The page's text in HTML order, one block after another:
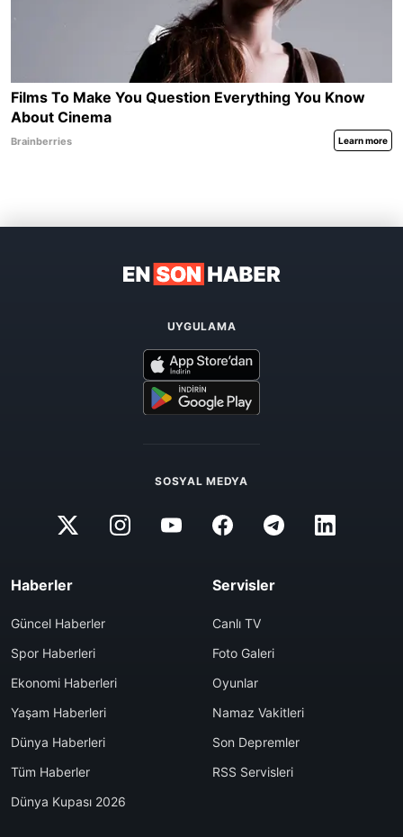
UYGULAMA
SOSYAL MEDYA
Haberler
Güncel Haberler
Spor Haberleri
Ekonomi Haberleri
Yaşam Haberleri
Dünya Haberleri
Tüm Haberler
Dünya Kupası 2026
Servisler
Canlı TV
Foto Galeri
Oyunlar
Namaz Vakitleri
Son Depremler
RSS Servisleri